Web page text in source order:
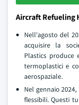
Aircraft Refueling
Nell'agosto del
acquisire la
Plastics produce
termoplastici e
aerospaziale.
Nel gennaio
flessibili. Questi